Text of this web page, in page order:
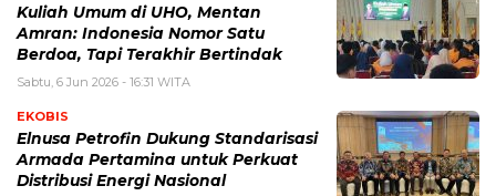
Kuliah Umum di UHO, Mentan
Amran: Indonesia Nomor Satu
Berdoa, Tapi Terakhir Bertindak
Sabtu, 6 Jun 2026 - 16:31 WITA
EKOBIS
Elnusa Petrofin Dukung Standarisasi
Armada Pertamina untuk Perkuat
Distribusi Energi Nasional